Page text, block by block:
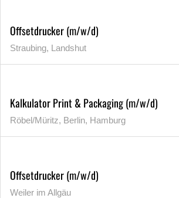
Offsetdrucker (m/w/d)
Straubing, Landshut
Kalkulator Print & Packaging (m/w/d)
Röbel/Müritz, Berlin, Hamburg
Offsetdrucker (m/w/d)
Weiler im Allgäu